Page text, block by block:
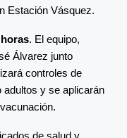
Estación Vásquez.
. El equipo,
Álvarez junto
controles de
adultos y se aplicarán
de salud y